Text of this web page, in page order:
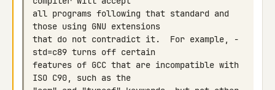
all programs following that standard and
that do not contradict it.  For example, -
features of GCC that are incompatible with